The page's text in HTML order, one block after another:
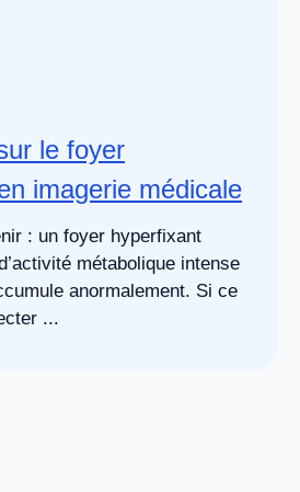
le foyer
imagerie médicale
: un foyer hyperfixant
métabolique intense
anormalement. Si ce
...